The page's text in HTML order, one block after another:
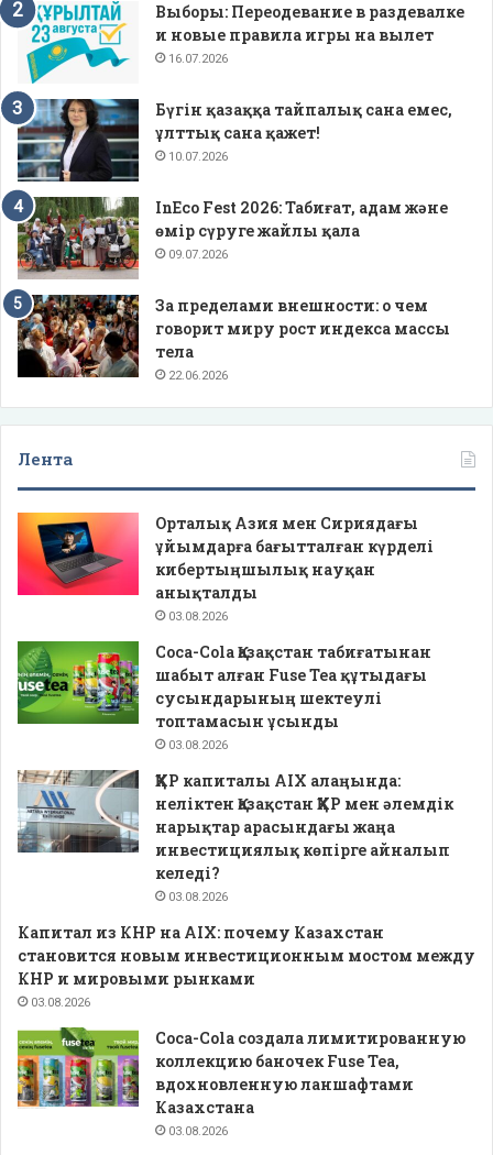
Выборы: Переодевание в раздевалке
и новые правила игры на вылет
16.07.2026
Бүгін қазаққа тайпалық сана емес,
ұлттық сана қажет!
10.07.2026
InEco Fest 2026: Табиғат, адам және
өмір сүруге жайлы қала
09.07.2026
За пределами внешности: о чем
говорит миру рост индекса массы
тела
22.06.2026
Лента
Орталық Азия мен Сириядағы
ұйымдарға бағытталған күрделі
кибертыңшылық науқан
анықталды
03.08.2026
Coca-Cola Қазақстан табиғатынан
шабыт алған Fuse Tea құтыдағы
сусындарының шектеулі
топтамасын ұсынды
03.08.2026
ҚХР капиталы AIX алаңында:
неліктен Қазақстан ҚХР мен әлемдік
нарықтар арасындағы жаңа
инвестициялық көпірге айналып
келеді?
03.08.2026
Капитал из КНР на AIX: почему Казахстан
становится новым инвестиционным мостом между
КНР и мировыми рынками
03.08.2026
Coca-Cola создала лимитированную
коллекцию баночек Fuse Tea,
вдохновленную ланшафтами
Казахстана
03.08.2026